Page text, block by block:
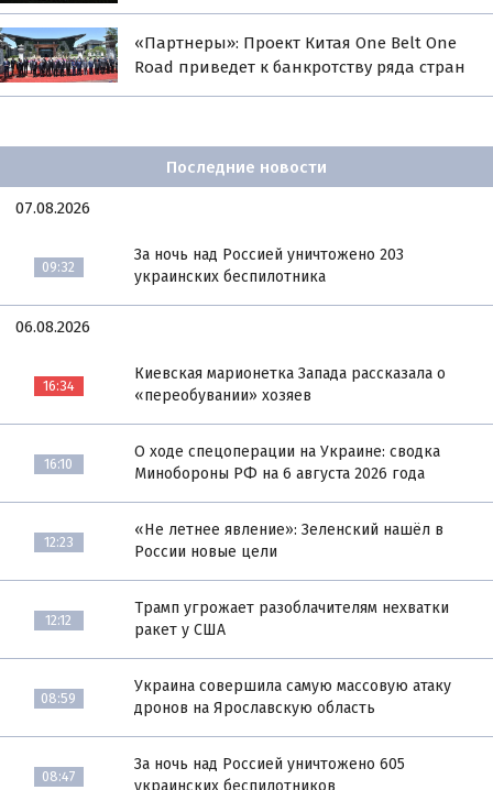
«Партнеры»: Проект Китая One Belt One
Road приведет к банкротству ряда стран
Последние новости
07.08.2026
09:32
За ночь над Россией уничтожено 203
украинских беспилотника
06.08.2026
16:34
Киевская марионетка Запада рассказала о
«переобувании» хозяев
16:10
О ходе спецоперации на Украине: сводка
Минобороны РФ на 6 августа 2026 года
12:23
«Не летнее явление»: Зеленский нашёл в
России новые цели
12:12
Трамп угрожает разоблачителям нехватки
ракет у США
08:59
Украина совершила самую массовую атаку
дронов на Ярославскую область
08:47
За ночь над Россией уничтожено 605
украинских беспилотников